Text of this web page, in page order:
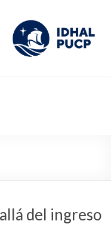
Latina de la PUCP
del ingreso